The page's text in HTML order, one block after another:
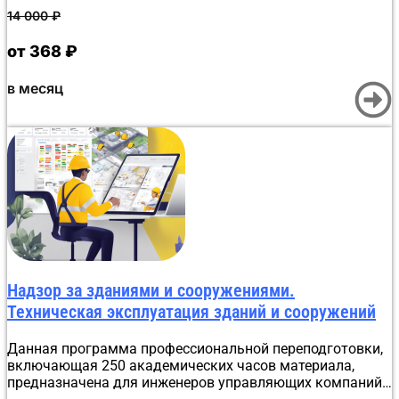
оформление документа запускается автоматически.
Битрикс24 получает данные слушателя и формирует
образовательный документ вместе с приказом, которые
подписываются УКЭП учебного отдела. Обработка
отправляется слушателю, а сведения о нём передаются
14 000₽
от 368 ₽
в месяц
Надзор за зданиями и сооружениями.
Техническая эксплуатация зданий и сооружений
Данная программа профессиональной переподготовки,
включающая 250 академических часов материала,
предназначена для инженеров управляющих компаний,